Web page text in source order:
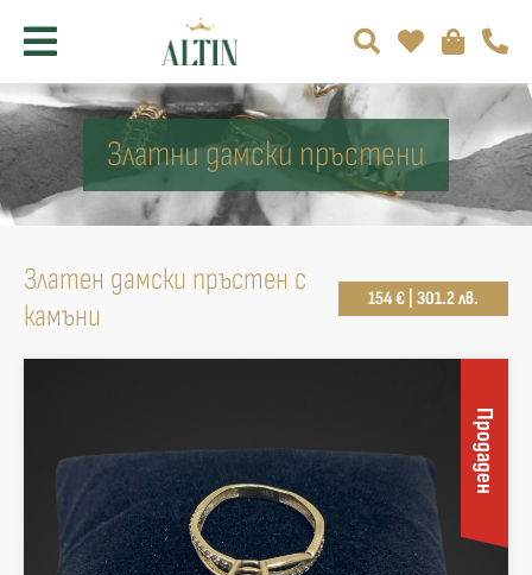
Златни дамски пръстени
Златен дамски пръстен с
камъни
154 € | 301.2 лв.
Продаден